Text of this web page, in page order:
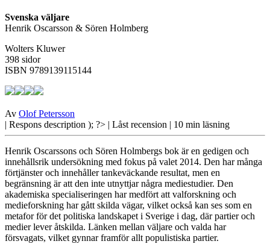
Svenska väljare
Henrik Oscarsson & Sören Holmberg
Wolters Kluwer
398 sidor
ISBN 9789139115144
Av Olof Petersson
| Respons description ); ?> | Låst recension | 10 min läsning
Henrik Oscarssons och Sören Holmbergs bok är en gedigen och
innehållsrik undersökning med fokus på valet 2014. Den har många
förtjänster och innehåller tankeväckande resultat, men en
begränsning är att den inte utnyttjar några mediestudier. Den
akademiska specialiseringen har medfört att valforskning och
medieforskning har gått skilda vägar, vilket också kan ses som en
metafor för det politiska landskapet i Sverige i dag, där partier och
medier lever åtskilda. Länken mellan väljare och valda har
försvagats, vilket gynnar framför allt populistiska partier.